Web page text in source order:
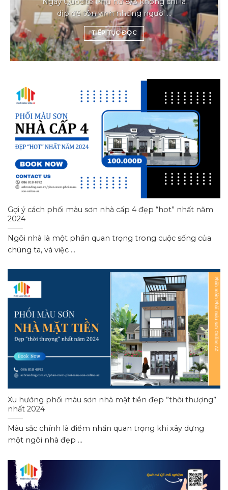
dịp để tôn vinh những người ...
TIẾP TỤC ĐỌC
Gợi ý cách phối màu sơn nhà cấp 4 đẹp “hot” nhất năm
2024
Ngôi nhà là một phần quan trọng trong cuộc sống của
chúng ta, và việc ...
Xu hướng phối màu sơn nhà mặt tiền đẹp ”thời thượng”
nhất 2024
Màu sắc chính là điểm nhấn quan trọng khi xây dựng
một ngôi nhà đẹp ...